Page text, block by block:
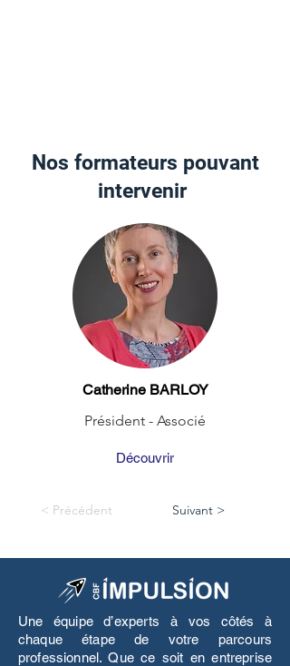
Nos formateurs pouvant
intervenir
Catherine BARLOY
Président - Associé
Découvrir
< Précédent Suivant >
Une équipe d’experts à vos côtés à
chaque étape de votre parcours
professionnel. Que ce soit en entreprise